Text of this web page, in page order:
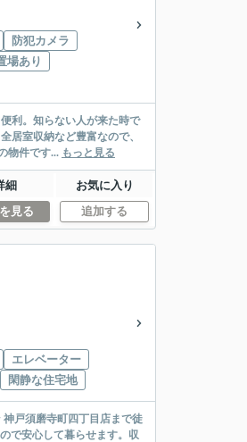
防犯カメラ
場あり
利。知らない人が来た時で
居室収納など豊富なので、
物件です... もっと見る
細
お気に入り
見る 追加する
エレベーター
閑静な住宅地
戸須磨寺町四丁目店まで徒
で安心して暮らせます。収